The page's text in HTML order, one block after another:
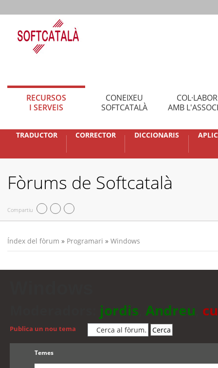
RECURSOS
I SERVEIS
CONEIXEU
SOFTCATALÀ
AMB
TRADUCTOR CORRECTOR DICCIONARIS
Fòrums de Softcatalà
Compartiu
Índex del fòrum » Programari » Windows
jordis Andreu
Publica un nou tema
Temes